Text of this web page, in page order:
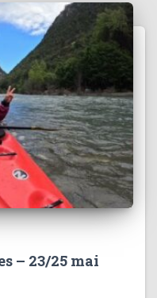
– 23/25 mai